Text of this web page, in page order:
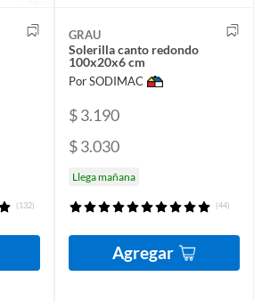
(132)
GRAU
Solerilla canto redondo
100x20x6 cm
Por SODIMAC
$ 3.190
$ 3.030
Llega mañana
(44)
Agregar